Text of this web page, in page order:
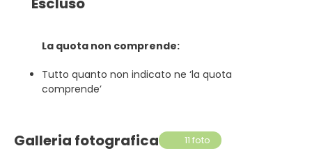
La quota non comprende:
Tutto quanto non indicato ne ‘la quota
comprende’
Galleria fotografica 11 foto